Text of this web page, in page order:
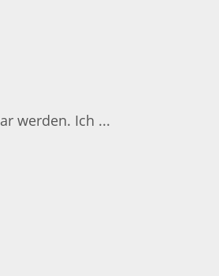
werden. Ich ...